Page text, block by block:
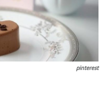
pinterest